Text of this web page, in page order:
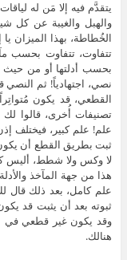
يتقدَّم فيه إلا مَن له
والهبل والغيبة عن كل
الخُطاطة، بهذا الميزان
تتفاوت، تتفاوت بحسب
بحسب أدلتها أو من حيث
نصي، اجتهادياً! ثم
القطعي، قد يكون
تصنيفات أُخرى، قالوا لك
علم! علم كبير، فيختلف
ثبت بطريق القطع أن
لا وكس ولا شطط، أليس
هذا من جهة المآخذ
علم كامل، بعد ذلك قال
ثبوته بعد أن يثبت قد
وقد يكون غير قطعي في
هنالك.